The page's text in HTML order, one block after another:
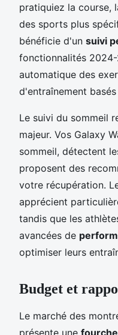
pratiquiez la course,
des sports plus
bénéficie d'un suivi
fonctionnalités
automatique des
d'entraînement
Le suivi du sommeil
majeur. Vos Galaxy
sommeil, détectent
proposent des
votre récupération.
apprécient
tandis que les
avancées de
optimiser leurs
Budget et
Le marché des
présente une